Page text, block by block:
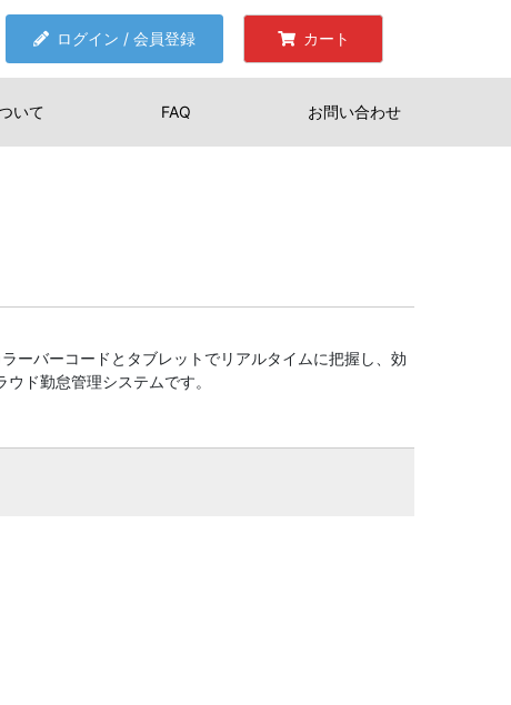
ログイン / 会員登録 カート
いて FAQ お問い合わせ
ーバーコードとタブレットでリアルタイムに把握し、効
ド勤怠管理システムです。